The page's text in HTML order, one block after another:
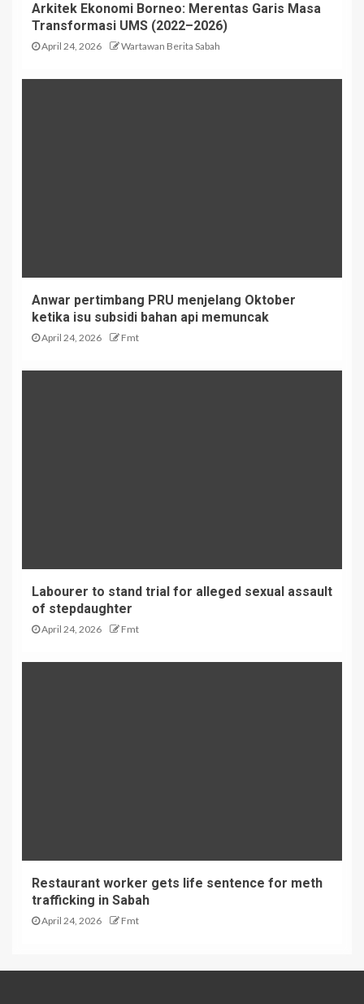
Arkitek Ekonomi Borneo: Merentas Garis Masa
Transformasi UMS (2022–2026)
April 24, 2026 Wartawan Berita Sabah
Anwar pertimbang PRU menjelang Oktober
ketika isu subsidi bahan api memuncak
April 24, 2026 Fmt
Labourer to stand trial for alleged sexual assault
of stepdaughter
April 24, 2026 Fmt
Restaurant worker gets life sentence for meth
trafficking in Sabah
April 24, 2026 Fmt